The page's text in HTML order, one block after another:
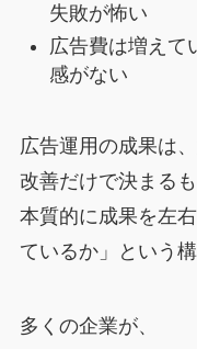
失敗が怖い
広告費は増えて
感がない
広告運用の成果は
改善だけで決まる
本質的に成果を左
ているか」という
多くの企業が、